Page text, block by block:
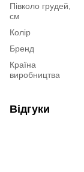
Півколо грудей,
см
Колір
Бренд
Країна
виробництва
Відгуки